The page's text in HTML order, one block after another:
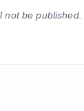
not be published.